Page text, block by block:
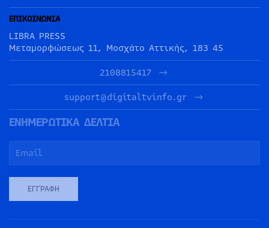
ΕΠΙΚΟΙΝΩΝΙΑ
LIBRA PRESS
Μεταμορφώσεως 11, Μοσχάτο Αττικής, 183 45
2108815417
support@digitaltvinfo.gr
ΕΝΗΜΕΡΩΤΙΚΑ ΔΕΛΤΙΑ
ΕΓΓΡΑΦΉ